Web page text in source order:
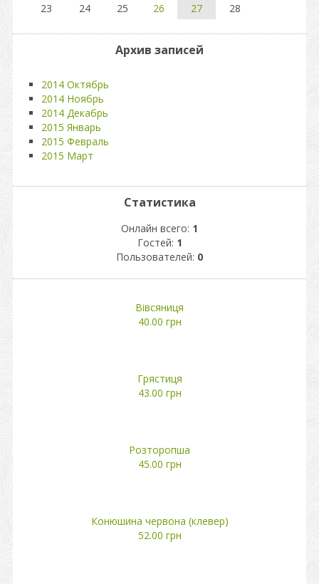
23
24 25 26 27 28
Архив записей
2014 Октябрь
2014 Ноябрь
2014 Декабрь
2015 Январь
2015 Февраль
2015 Март
Статистика
Онлайн всего: 1
Гостей: 1
Пользователей: 0
Вівсяниця
40.00 грн
Грястиця
43.00 грн
Розторопша
45.00 грн
Конюшина червона (клевер)
52.00 грн